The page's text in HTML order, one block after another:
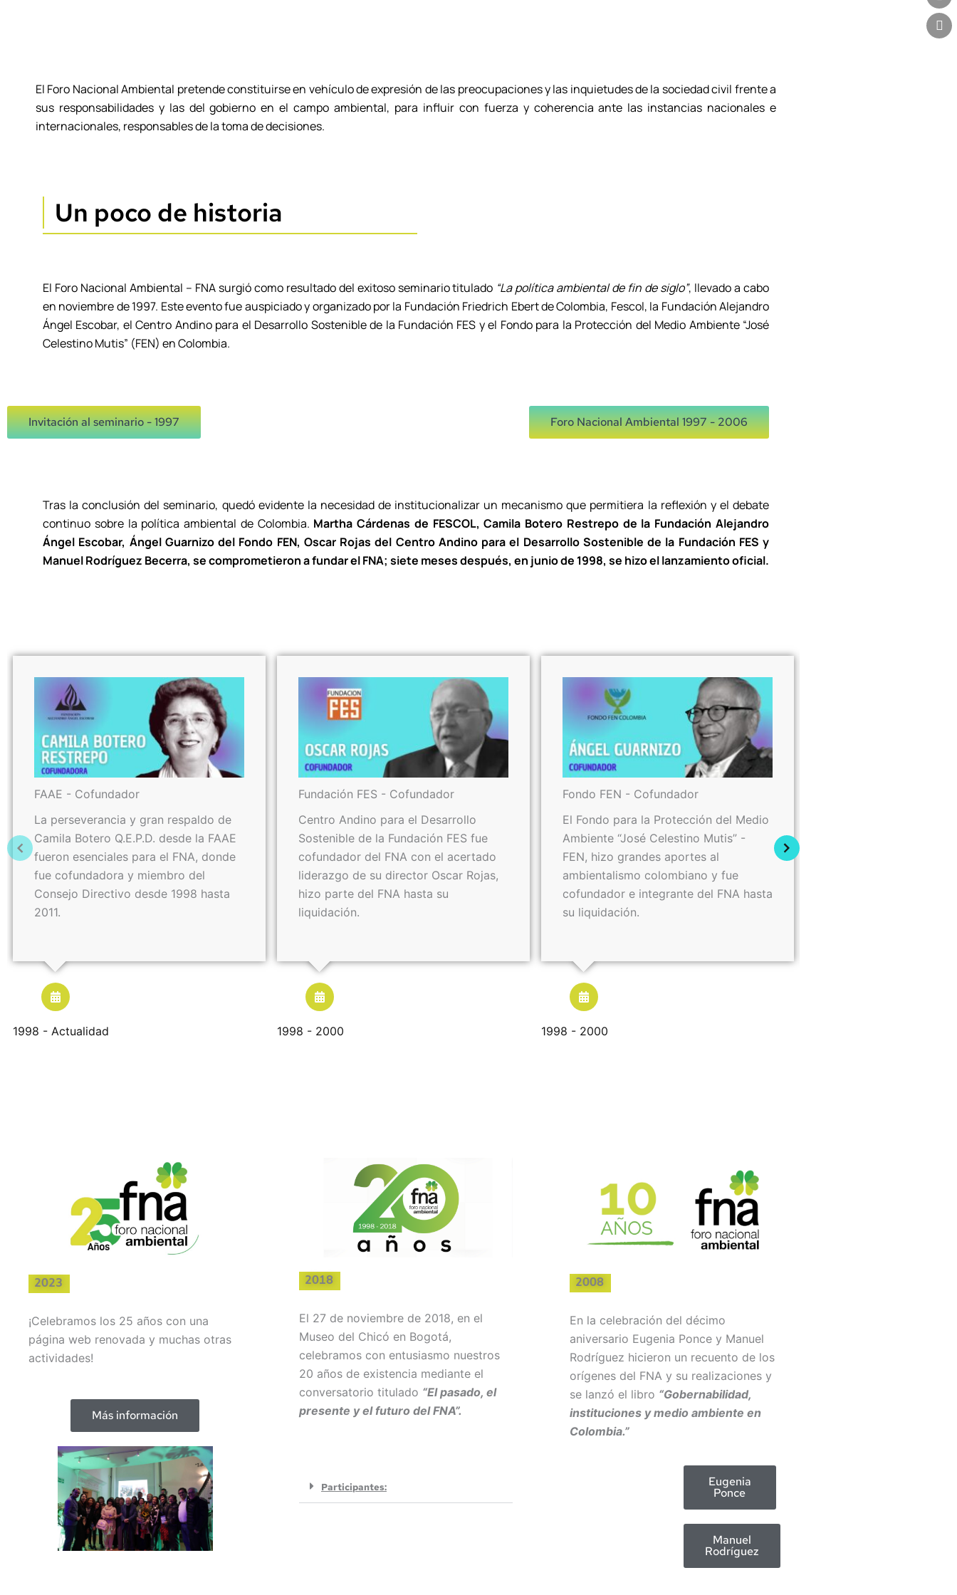
El Foro Nacional Ambiental pretende constituirse en vehículo de expresión de las preocupaciones y las inquietudes de la sociedad civil frente a
sus responsabilidades y las del gobierno en el campo ambiental, para influir con fuerza y coherencia ante las instancias nacionales e
internacionales, responsables de la toma de decisiones.
Un poco de historia
El Foro Nacional Ambiental – FNA surgió como resultado del exitoso seminario titulado “La política ambiental de fin de siglo”, llevado a cabo
en noviembre de 1997. Este evento fue auspiciado y organizado por la Fundación Friedrich Ebert de Colombia, Fescol, la Fundación Alejandro
Ángel Escobar, el Centro Andino para el Desarrollo Sostenible de la Fundación FES y el Fondo para la Protección del Medio Ambiente “José
Celestino Mutis” (FEN) en Colombia.
Invitación al seminario - 1997 Foro Nacional Ambiental 1997 - 2006
Tras la conclusión del seminario, quedó evidente la necesidad de institucionalizar un mecanismo que permitiera la reflexión y el debate
continuo sobre la política ambiental de Colombia. Martha Cárdenas de FESCOL, Camila Botero Restrepo de la Fundación Alejandro
Ángel Escobar, Ángel Guarnizo del Fondo FEN, Oscar Rojas del Centro Andino para el Desarrollo Sostenible de la Fundación FES y
Manuel Rodríguez Becerra, se comprometieron a fundar el FNA; siete meses después, en junio de 1998, se hizo el lanzamiento oficial.
FAAE - Cofundador
La perseverancia y gran respaldo de
Camila Botero Q.E.P.D. desde la FAAE
fueron esenciales para el FNA, donde
fue cofundadora y miembro del
Consejo Directivo desde 1998 hasta
2011.
Fundación FES - Cofundador
Centro Andino para el Desarrollo
Sostenible de la Fundación FES fue
cofundador del FNA con el acertado
liderazgo de su director Oscar Rojas,
hizo parte del FNA hasta su
liquidación.
Fondo FEN - Cofundador
El Fondo para la Protección del Medio
Ambiente “José Celestino Mutis” -
FEN, hizo grandes aportes al
ambientalismo colombiano y fue
cofundador e integrante del FNA hasta
su liquidación.
1998 - Actualidad 1998 - 2000 1998 - 2000
2023
¡Celebramos los 25 años con una
página web renovada y muchas otras
actividades!
Más información
2018
El 27 de noviembre de 2018, en el
Museo del Chicó en Bogotá,
celebramos con entusiasmo nuestros
20 años de existencia mediante el
conversatorio titulado “El pasado, el
presente y el futuro del FNA”.
Participantes:
2008
En la celebración del décimo
aniversario Eugenia Ponce y Manuel
Rodríguez hicieron un recuento de los
orígenes del FNA y su realizaciones y
se lanzó el libro “Gobernabilidad,
instituciones y medio ambiente en
Colombia.”
Eugenia
Ponce
Manuel
Rodríguez
e
r
o
k
r
a
m